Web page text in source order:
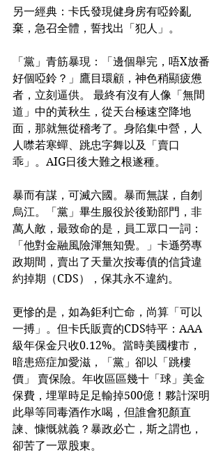
另一經典：卡氏發現健身房有啞鈴亂
棄，急召全體，誓找出「犯人」。
「黨」青筋暴現：「邊個舉完，唔X放番
好個啞鈴？」鷹目環顧，神色稍顯疲憊
者，立刻逼供。 最終有沒有人像「無間
道」中的黃秋生，從天台極速空降地
面，那就無從稽考了。身陷集中營，人
人噤若寒蟬、跳忠字舞以及「賣口
乖」。AIG日後大難之根遂種。
暴而有謀，可滅六國。暴而無謀，自刎
烏江。「黨」畢生服役於後勤部門，非
萬人敵，最致命的是，員工眾口一詞：
「他對金融風險渾無知覺。」卡遜勞專
政期間，賣出了天量次按毒債的信貸違
約掉期（CDS），保其永不違約。
更慘的是，如為鉅利亡命，尚算「可以
一搏」。但卡氏販賣的CDS特平：AAA
級年保金只收0.12%。當時美國樓市，
暗患癌症加愛滋，「黨」卻以「跳樓
價」 賣保險。年收區區幾十「球」美金
保費，埋單時足足輸掉500億！夥計深明
此舉等同毒酒作水喝，但誰會犯顏直
諫、慷慨就義？暴政必亡，斯之謂也，
卻苦了一眾股東。